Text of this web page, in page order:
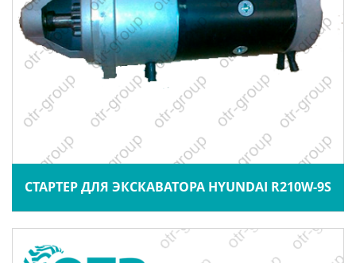
СТАРТЕР ДЛЯ ЭКСКАВАТОРА HYUNDAI R210W-9S